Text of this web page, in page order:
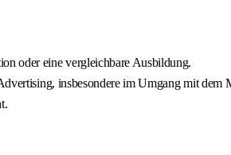
oder eine vergleichbare Ausbildung.
insbesondere im Umgang mit dem